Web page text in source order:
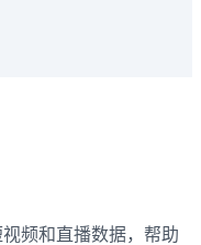
频和直播数据，帮助